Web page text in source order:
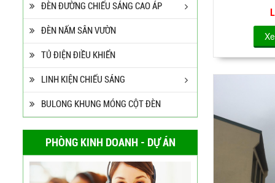
ĐÈN ĐƯỜNG CHIẾU SÁNG CAO ÁP
ĐÈN NẤM SÂN VƯỜN
TỦ ĐIỆN ĐIỀU KHIỂN
LINH KIỆN CHIẾU SÁNG
BULONG KHUNG MÓNG CỘT ĐÈN
PHÒNG KINH DOANH - DỰ ÁN